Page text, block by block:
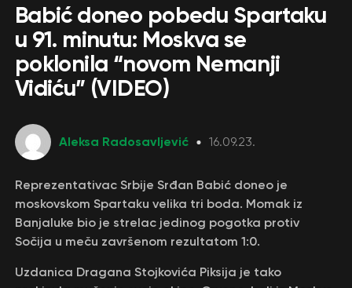
Babić doneo pobedu Spartaku
u 91. minutu: Moskva se
poklonila “novom Nemanji
Vidiću” (VIDEO)
Aleksa Radosavljević 16.09.23.
Reprezentativac Srbije Srđan Babić doneo je
moskovskom Spartaku velika tri boda. Momak iz
Banjaluke bio je strelac jedinog pogotka protiv
Sočija u meču završenom rezultatom 1:0.
Uzdanica Dragana Stojkovića Piksija je tako